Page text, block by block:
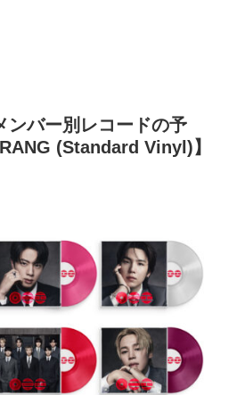
ンバー別レコードの予
(Standard Vinyl)】